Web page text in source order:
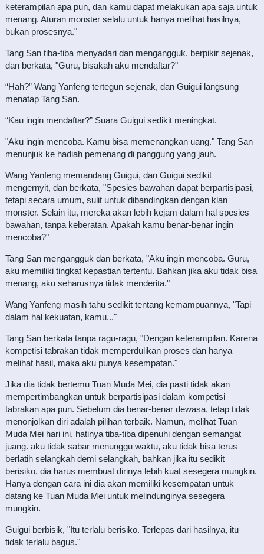
keterampilan apa pun, dan kamu dapat melakukan apa saja untuk
menang. Aturan monster selalu untuk hanya melihat hasilnya,
bukan prosesnya."
Tang San tiba-tiba menyadari dan mengangguk, berpikir sejenak,
dan berkata, "Guru, bisakah aku mendaftar?"
“Hah?” Wang Yanfeng tertegun sejenak, dan Guigui langsung
menatap Tang San.
“Kau ingin mendaftar?” Suara Guigui sedikit meningkat.
"Aku ingin mencoba. Kamu bisa memenangkan uang." Tang San
menunjuk ke hadiah pemenang di panggung yang jauh.
Wang Yanfeng memandang Guigui, dan Guigui sedikit
mengernyit, dan berkata, "Spesies bawahan dapat berpartisipasi,
tetapi secara umum, sulit untuk dibandingkan dengan klan
monster. Selain itu, mereka akan lebih kejam dalam hal spesies
bawahan, tanpa keberatan. Apakah kamu benar-benar ingin
mencoba?"
Tang San mengangguk dan berkata, "Aku ingin mencoba. Guru,
aku memiliki tingkat kepastian tertentu. Bahkan jika aku tidak bisa
menang, aku seharusnya tidak menderita."
Wang Yanfeng masih tahu sedikit tentang kemampuannya, "Tapi
dalam hal kekuatan, kamu..."
Tang San berkata tanpa ragu-ragu, "Dengan keterampilan. Karena
kompetisi tabrakan tidak memperdulikan proses dan hanya
melihat hasil, maka aku punya kesempatan."
Jika dia tidak bertemu Tuan Muda Mei, dia pasti tidak akan
mempertimbangkan untuk berpartisipasi dalam kompetisi
tabrakan apa pun. Sebelum dia benar-benar dewasa, tetap tidak
menonjolkan diri adalah pilihan terbaik. Namun, melihat Tuan
Muda Mei hari ini, hatinya tiba-tiba dipenuhi dengan semangat
juang. aku tidak sabar menunggu waktu, aku tidak bisa terus
berlatih selangkah demi selangkah, bahkan jika itu sedikit
berisiko, dia harus membuat dirinya lebih kuat sesegera mungkin.
Hanya dengan cara ini dia akan memiliki kesempatan untuk
datang ke Tuan Muda Mei untuk melindunginya sesegera
mungkin.
Guigui berbisik, "Itu terlalu berisiko. Terlepas dari hasilnya, itu
tidak terlalu bagus."